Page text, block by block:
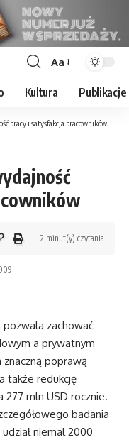
Font
Resizer
Aa
Kultura Publikacje
pracy i satysfakcja pracowników
2 minut(y) czytania
zachować
a prywatnym
znaczną poprawą
także redukcję
277 mln USD rocznie.
badania
niemal 2000